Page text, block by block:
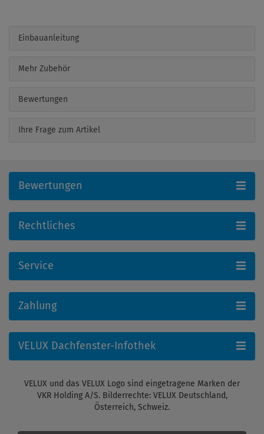
Einbauanleitung
Mehr Zubehör
Bewertungen
Ihre Frage zum Artikel
Bewertungen
Rechtliches
Service
Zahlung
VELUX Dachfenster-Infothek
VELUX und das VELUX Logo sind eingetragene Marken der
VKR Holding A/S. Bilderrechte: VELUX Deutschland,
Österreich, Schweiz.